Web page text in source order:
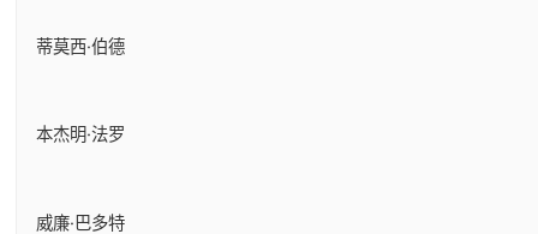
蒂莫西·伯德
本杰明·法罗
威廉·巴多特